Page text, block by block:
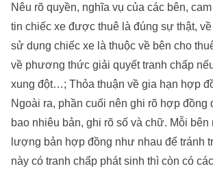
Nêu rõ quyền, nghĩa vụ của các bên,
tin chiếc xe được thuê là đúng sự thật,
sử dụng chiếc xe là thuộc về bên cho
về phương thức giải quyết tranh chấp
xung đột…; Thỏa thuận về gia hạn hợp
Ngoài ra, phần cuối nên ghi rõ hợp đồng
bao nhiêu bản, ghi rõ số và chữ. Mỗi
lượng bản hợp đồng như nhau để tránh
này có tranh chấp phát sinh thì còn có